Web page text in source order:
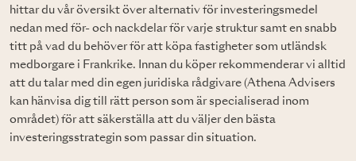
hittar du vår översikt över alternativ för investeringsmedel
nedan med för- och nackdelar för varje struktur samt en snabb
titt på vad du behöver för att köpa fastigheter som utländsk
medborgare i Frankrike. Innan du köper rekommenderar vi alltid
att du talar med din egen juridiska rådgivare (Athena Advisers
kan hänvisa dig till rätt person som är specialiserad inom
området) för att säkerställa att du väljer den bästa
investeringsstrategin som passar din situation.